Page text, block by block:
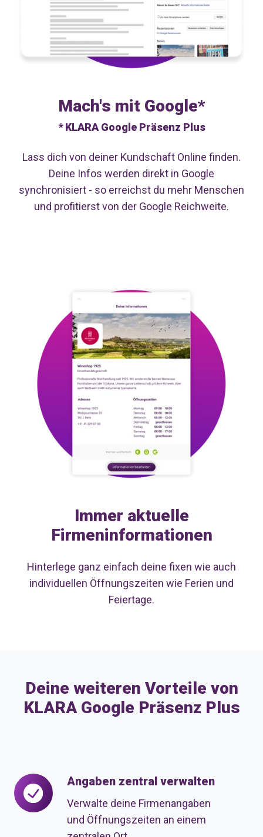
Mach's mit Google*
* KLARA Google Präsenz Plus
Lass dich von deiner Kundschaft Online finden.
Deine Infos werden direkt in Google
synchronisiert - so erreichst du mehr Menschen
und profitierst von der Google Reichweite.
Immer aktuelle
Firmeninformationen
Hinterlege ganz einfach deine fixen wie auch
individuellen Öffnungszeiten wie Ferien und
Feiertage.
Deine weiteren Vorteile von
KLARA Google Präsenz Plus
Angaben zentral verwalten
Verwalte deine Firmenangaben
und Öffnungszeiten an einem
Angaben
zentral
verwalten